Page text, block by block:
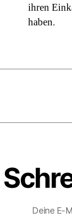
ihren
haben.
Deine E-